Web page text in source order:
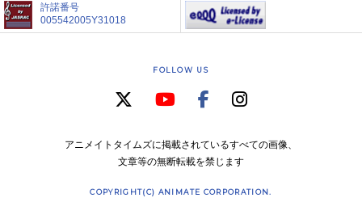
許諾番号
005542005Y31018
FOLLOW US
アニメイトタイムズに掲載されているすべての画像、
文章等の無断転載を禁じます
COPYRIGHT(C) ANIMATE CORPORATION.